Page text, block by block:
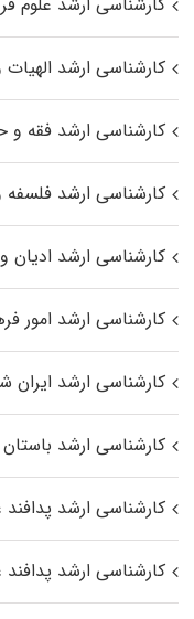
کارشناسی ارشد
کارشناسی ارشد فقه و
کارشناسی ارشد فلسفه
کارشناسی ارشد
کارشناسی ارشد امور
کارشناسی ارشد ایران
کارشناسی ارشد
کارشناسی ارشد پدافند
کارشناسی ارشد پدافند